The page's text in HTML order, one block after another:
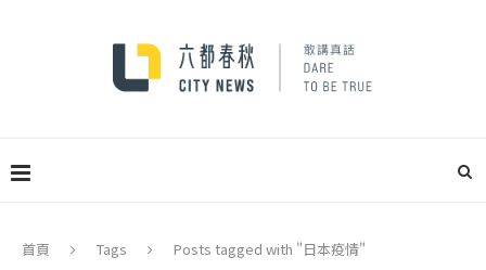
首頁 Tags Posts tagged with "日本疫情"